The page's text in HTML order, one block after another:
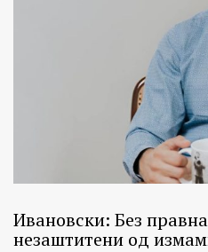
Ивановски: Без
незаштитени од